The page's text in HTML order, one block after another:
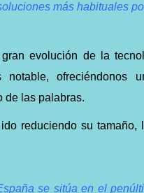
más habituales
evolución de la
notable,
de las palabras.
reduciendo su
se sitúa en el